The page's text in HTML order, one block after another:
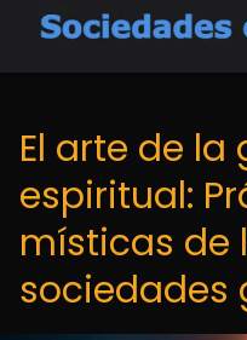
El arte de la
espiritual:
místicas de
sociedades